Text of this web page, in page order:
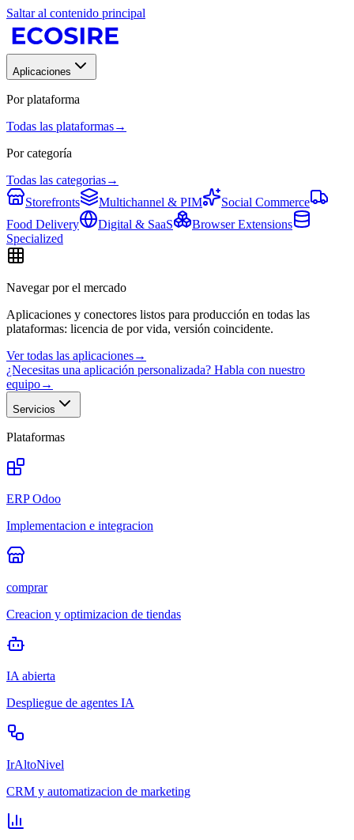
Saltar al contenido principal
Aplicaciones
Por plataforma
Todas las plataformas→
Por categoría
Todas las categorias→
Storefronts
Multichannel & PIM
Social Commerce
Food Delivery
Digital & SaaS
Browser Extensions
Specialized
Navegar por el mercado
Aplicaciones y conectores listos para producción en todas las
plataformas: licencia de por vida, versión coincidente.
Ver todas las aplicaciones→
¿Necesitas una aplicación personalizada? Habla con nuestro
equipo→
Servicios
Plataformas
ERP Odoo
Implementacion e integracion
comprar
Creacion y optimizacion de tiendas
IA abierta
Despliegue de agentes IA
IrAltoNivel
CRM y automatizacion de marketing